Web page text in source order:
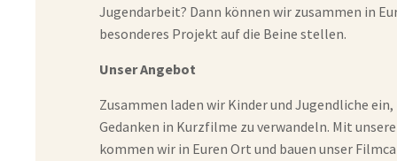
Jugendarbeit? Dann können wir zusammen in
besonderes Projekt auf die Beine stellen.
Unser Angebot
Zusammen laden wir Kinder und Jugendliche ein,
Gedanken in Kurzfilme zu verwandeln. Mit
kommen wir in Euren Ort und bauen unser